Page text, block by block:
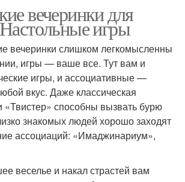
вечеринки для
игры
вечеринки слишком легкомысленны
игры — ваше все. Тут вам и
игры, и ассоциативные —
вкус. Даже классическая
способны вызвать бурю
знакомых людей хорошо заходят
ассоциаций: «Имаджинариум»,
веселье и накал страстей вам